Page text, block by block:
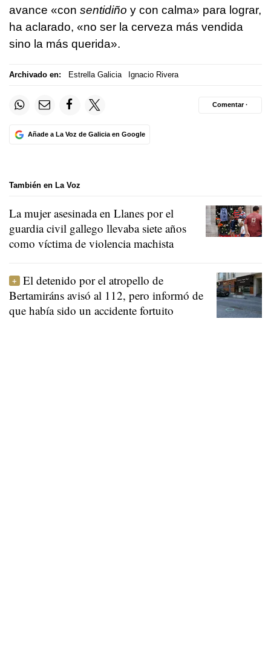
avance «con sentidiño y con calma» para lograr,
ha aclarado, «no ser la cerveza más vendida
sino la más querida».
Archivado en: Estrella Galicia Ignacio Rivera
Añade a La Voz de Galicia en Google
Comentar ·
También en La Voz
La mujer asesinada en Llanes por el
guardia civil gallego llevaba siete años
como víctima de violencia machista
El detenido por el atropello de
Bertamiráns avisó al 112, pero informó de
que había sido un accidente fortuito